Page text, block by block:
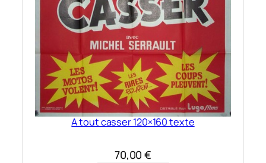
A tout casser 120×160 texte
70,00€